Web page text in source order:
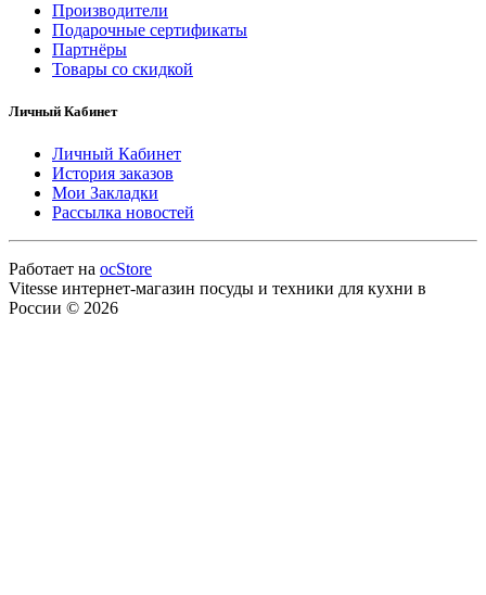
Производители
Подарочные сертификаты
Партнёры
Товары со скидкой
Личный Кабинет
Личный Кабинет
История заказов
Мои Закладки
Рассылка новостей
Работает на ocStore
Vitesse интернет-магазин посуды и техники для кухни в
России © 2026